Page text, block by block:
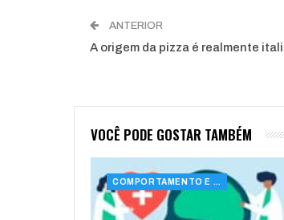
ANTERIOR
A origem da pizza é realmente
VOCÊ PODE GOSTAR TAMBÉM
COMPORTAMENTO E SAÚDE